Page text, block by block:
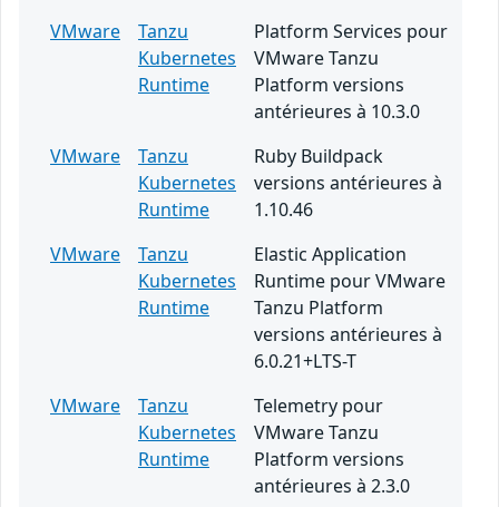
VMware
Tanzu
Kubernetes
Runtime
Platform Services pour
VMware Tanzu
Platform versions
antérieures à 10.3.0
VMware
Tanzu
Kubernetes
Runtime
Ruby Buildpack
versions antérieures à
1.10.46
VMware
Tanzu
Kubernetes
Runtime
Elastic Application
Runtime pour VMware
Tanzu Platform
versions antérieures à
6.0.21+LTS-T
VMware
Tanzu
Kubernetes
Runtime
Telemetry pour
VMware Tanzu
Platform versions
antérieures à 2.3.0